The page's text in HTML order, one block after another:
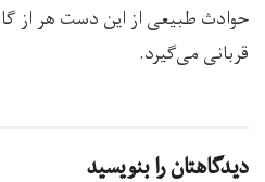
حوادث طبیعی از این دست هر از
قربانی می‌گیرد.
دیدگاهتان را بنویسید